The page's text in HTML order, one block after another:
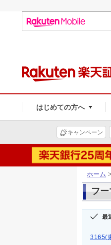
はじめての方へ
キャンペーン
ホーム >
フー
最
3165(